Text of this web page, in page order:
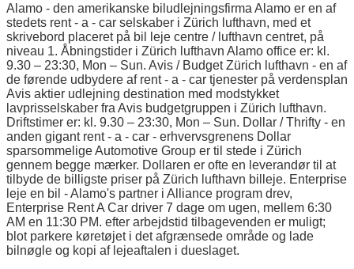
Alamo - den amerikanske biludlejningsfirma Alamo er en af
stedets rent - a - car selskaber i Zürich lufthavn, med et
skrivebord placeret på bil leje centre / lufthavn centret, på
niveau 1. Åbningstider i Zürich lufthavn Alamo office er: kl.
9.30 – 23:30, Mon – Sun. Avis / Budget Zürich lufthavn - en af
de førende udbydere af rent - a - car tjenester på verdensplan
Avis aktier udlejning destination med modstykket
lavprisselskaber fra Avis budgetgruppen i Zürich lufthavn.
Driftstimer er: kl. 9.30 – 23:30, Mon – Sun. Dollar / Thrifty - en
anden gigant rent - a - car - erhvervsgrenens Dollar
sparsommelige Automotive Group er til stede i Zürich
gennem begge mærker. Dollaren er ofte en leverandør til at
tilbyde de billigste priser på Zürich lufthavn billeje. Enterprise
leje en bil - Alamo's partner i Alliance program drev,
Enterprise Rent A Car driver 7 dage om ugen, mellem 6:30
AM en 11:30 PM. efter arbejdstid tilbagevenden er muligt;
blot parkere køretøjet i det afgrænsede område og lade
bilnøgle og kopi af lejeaftalen i dueslaget.